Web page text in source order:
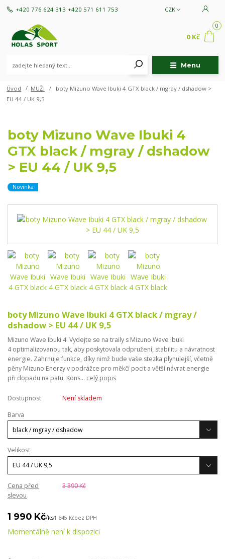
Menu
CZK
+420 776 624 313 +420 571 611 753
0
0 Kč
Úvod MUŽI
boty Mizuno Wave Ibuki 4 GTX black / mgray / dshadow >
EU 44 / UK 9,5
boty Mizuno Wave Ibuki 4
GTX black / mgray / dshadow
> EU 44 / UK 9,5
Novinka
boty Mizuno Wave Ibuki 4 GTX black / mgray /
dshadow > EU 44 / UK 9,5
Mizuno Wave Ibuki 4 Vydejte se na traily s Mizuno Wave Ibuki
4 optimalizovanou tak, aby poskytovala odpružení, stabilitu a návratnost
energie. Zahrnuje funkce, díky nimž bude vaše stezka plynulejší, včetně
pěny Mizuno Enerzy v podrážce pro měkčí pocit a větší návrat energie
při dopadu na patu. Kons... celý popis
Dostupnost
Není skladem
Barva
Velikost
Cena před
slevou
3 390 Kč
1 990 Kč/ks1 645 Kčbez DPH
Momentálně není k dispozici